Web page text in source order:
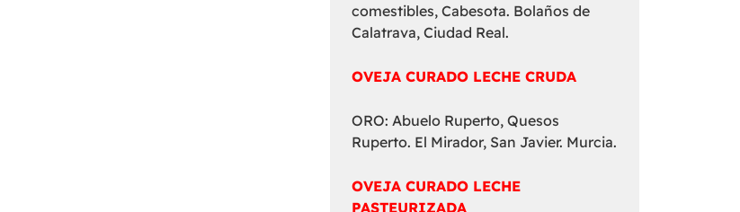
comestibles, Cabesota. Bolaños de
Calatrava, Ciudad Real.
OVEJA CURADO LECHE CRUDA
ORO: Abuelo Ruperto, Quesos
Ruperto. El Mirador, San Javier. Murcia.
OVEJA CURADO LECHE
PASTEURIZADA